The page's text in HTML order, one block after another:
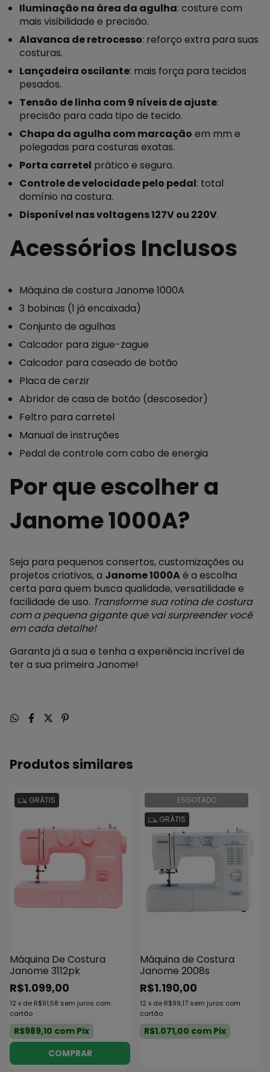
Iluminação na área da agulha: costure com
mais visibilidade e precisão.
Alavanca de retrocesso: reforço extra para suas
costuras.
Lançadeira oscilante: mais força para tecidos
pesados.
Tensão de linha com 9 níveis de ajuste:
precisão para cada tipo de tecido.
Chapa da agulha com marcação em mm e
polegadas para costuras exatas.
Porta carretel prático e seguro.
Controle de velocidade pelo pedal: total
domínio na costura.
Disponível nas voltagens 127V ou 220V.
Acessórios Inclusos
Máquina de costura Janome 1000A
3 bobinas (1 já encaixada)
Conjunto de agulhas
Calcador para zigue-zague
Calcador para caseado de botão
Placa de cerzir
Abridor de casa de botão (descosedor)
Feltro para carretel
Manual de instruções
Pedal de controle com cabo de energia
Por que escolher a
Janome 1000A?
Seja para pequenos consertos, customizações ou
projetos criativos, a Janome 1000Aé a escolha
certa para quem busca qualidade, versatilidade e
facilidade de uso. Transforme sua rotina de costura
com a pequena gigante que vai surpreender você
em cada detalhe!
Garanta já a sua e tenha a experiência incrível de
ter a sua primeira Janome!
Produtos similares
GRÁTIS
Máquina De Costura
Janome 3112pk
R$1.099,00
12 x de R$91,58 sem juros com
cartão
R$989,10 com Pix
COMPRAR
ESGOTADO
GRÁTIS
Máquina de Costura
Janome 2008s
R$1.190,00
12 x de R$99,17 sem juros com
cartão
R$1.071,00 com Pix